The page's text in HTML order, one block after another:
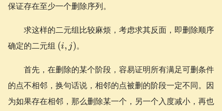
保证存在至少一个删除序列。
求这样的二元组比较麻烦，考虑求其反面，即删除顺序
确定的二元组 (i,
j)
(i, j)。
首先，在删除的某个阶段，容易证明所有满足可删条件
的点不相邻，换句话说，相邻的点被删的阶段一定不同。因
为如果存在相邻，那么删除某一个，另一个入度减小，再也